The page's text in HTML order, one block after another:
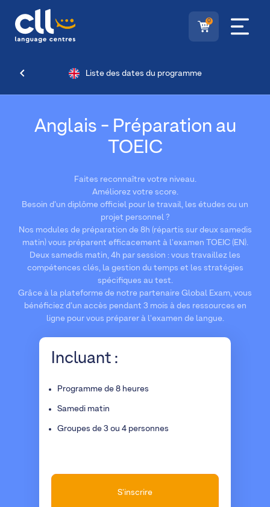
0
Liste des dates du programme
Anglais - Préparation au
TOEIC
Faites reconnaître votre niveau.
Améliorez votre score.
Besoin d’un diplôme officiel pour le travail, les études ou un
projet personnel ?
Nos modules de préparation de 8h (répartis sur deux samedis
matin) vous préparent efficacement à l'examen TOEIC (EN).
Deux samedis matin, 4h par session : vous travaillez les
compétences clés, la gestion du temps et les stratégies
spécifiques au test.
Grâce à la plateforme de notre partenaire Global Exam, vous
bénéficiez d’un accès pendant 3 mois à des ressources en
ligne pour vous préparer à l'examen de langue.
Incluant :
Programme de 8 heures
Samedi matin
Groupes de 3 ou 4 personnes
S'inscrire